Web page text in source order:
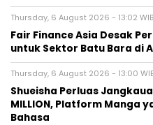
Thursday, 6 August 2026 - 13:02 WIB
Fair Finance Asia Desak
untuk Sektor Batu Bara di
Thursday, 6 August 2026 - 13:00
Shueisha Perluas
MILLION, Platform Manga
Bahasa